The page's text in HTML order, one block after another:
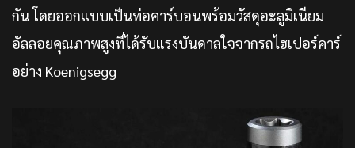
กัน โดยออกแบบเป็นท่อคาร์บอนพร้อมวัสดุอะลูมิเนียม
อัลลอยคุณภาพสูงที่ได้รับแรงบันดาลใจจากรถไฮเปอร์คาร์
อย่าง Koenigsegg